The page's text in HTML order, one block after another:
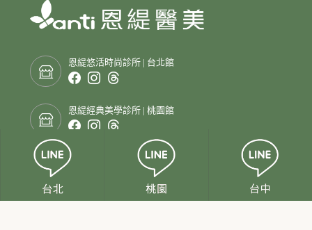
恩緹悠活時尚診所 | 台北館
恩緹經典美學診所 | 桃園館
恩緹時尚診所 | 台中館